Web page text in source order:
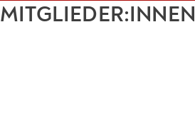
MITGLIEDER:INNEN